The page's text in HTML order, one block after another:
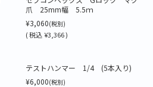
爪 25mm幅 5.5ｍ
¥3,060(税別)
(税込 ¥3,366 )
テストハンマー 1/4 (5本入り)
¥6,000(税別)